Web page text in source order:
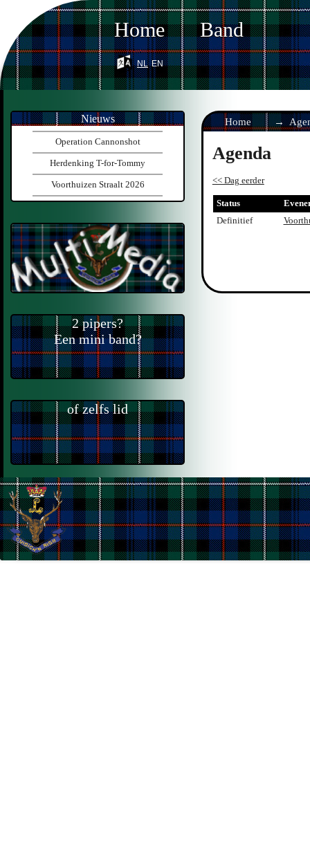
Home Band
nl en
Home
Agenda
<< Dag eerder
Status
Definitief
Nieuws
Operation Cannonshot
Herdenking T-for-Tommy
Voorthuizen Straalt 2026
2 pipers?
Een mini band?
of zelfs lid